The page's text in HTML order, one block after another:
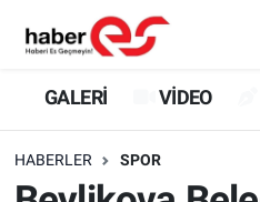
GALERİ VİDEO
HABERLER SPOR
GALERİ
YAZARLAR
Eskişehir Nöbetçi
Eskişehir Trafik